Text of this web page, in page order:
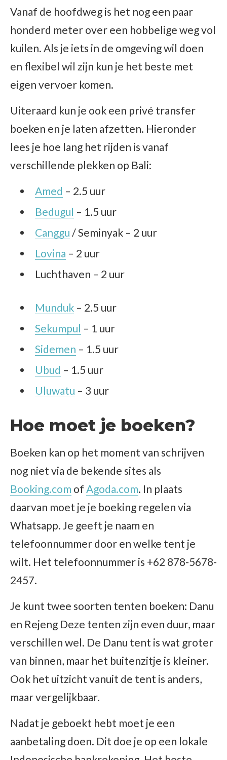
Vanaf de hoofdweg is het nog een paar
honderd meter over een hobbelige weg vol
kuilen. Als je iets in de omgeving wil doen
en flexibel wil zijn kun je het beste met
eigen vervoer komen.
Uiteraard kun je ook een privé transfer
boeken en je laten afzetten. Hieronder
lees je hoe lang het rijden is vanaf
verschillende plekken op Bali:
Amed – 2.5 uur
Bedugul – 1.5 uur
Canggu / Seminyak – 2 uur
Lovina – 2 uur
Luchthaven – 2 uur
Munduk – 2.5 uur
Sekumpul – 1 uur
Sidemen – 1.5 uur
Ubud – 1.5 uur
Uluwatu – 3 uur
Hoe moet je boeken?
Boeken kan op het moment van schrijven
nog niet via de bekende sites als
Booking.com of Agoda.com. In plaats
daarvan moet je je boeking regelen via
Whatsapp. Je geeft je naam en
telefoonnummer door en welke tent je
wilt. Het telefoonnummer is +62 878-5678-
2457.
Je kunt twee soorten tenten boeken: Danu
en Rejeng Deze tenten zijn even duur, maar
verschillen wel. De Danu tent is wat groter
van binnen, maar het buitenzitje is kleiner.
Ook het uitzicht vanuit de tent is anders,
maar vergelijkbaar.
Nadat je geboekt hebt moet je een
aanbetaling doen. Dit doe je op een lokale